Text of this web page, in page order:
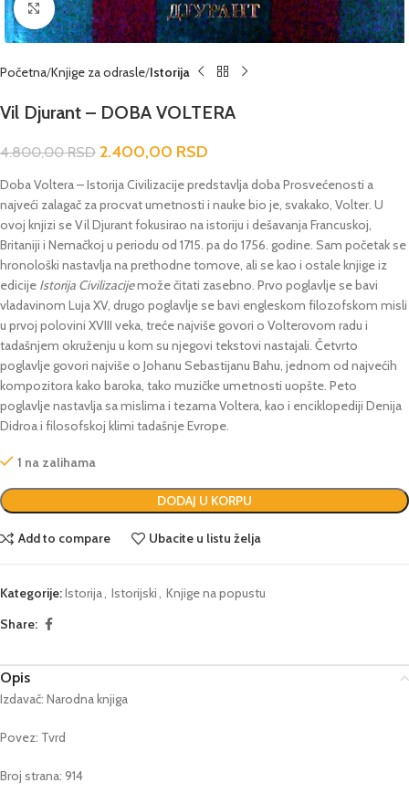
Click to enlarge
Početna Knjige za odrasle Istorija
Vil Djurant – DOBA VOLTERA
4.800,00RSD 2.400,00 RSD
Doba Voltera – Istorija Civilizacije predstavlja doba Prosvećenosti a
najveći zalagač za procvat umetnosti i nauke bio je, svakako, Volter. U
ovoj knjizi se Vil Djurant fokusirao na istoriju i dešavanja Francuskoj,
Britaniji i Nemačkoj u periodu od 1715. pa do 1756. godine. Sam početak se
hronološki nastavlja na prethodne tomove, ali se kao i ostale knjige iz
edicije Istorija Civilizacijemože čitati zasebno. Prvo poglavlje se bavi
vladavinom Luja XV, drugo poglavlje se bavi engleskom filozofskom misli
u prvoj polovini XVIII veka, treće najviše govori o Volterovom radu i
tadašnjem okruženju u kom su njegovi tekstovi nastajali. Četvrto
poglavlje govori najviše o Johanu Sebastijanu Bahu, jednom od najvećih
kompozitora kako baroka, tako muzičke umetnosti uopšte. Peto
poglavlje nastavlja sa mislima i tezama Voltera, kao i enciklopediji Denija
Didroa i filosofskoj klimi tadašnje Evrope.
1 na zalihama
DODAJ U KORPU
Add to compare Ubacite u listu želja
Kategorije:Istorija, Istorijski, Knjige na popustu
Share:
Opis
Izdavač: Narodna knjiga
Povez: Tvrd
Broj strana: 914